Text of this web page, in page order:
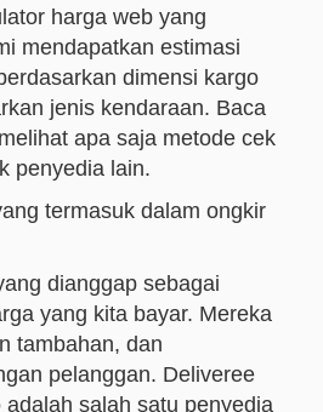
harga web yang
mendapatkan estimasi
dimensi kargo
jenis kendaraan. Baca
apa saja metode cek
penyedia lain.
termasuk dalam ongkir
dianggap sebagai
yang kita bayar. Mereka
tambahan, dan
pelanggan. Deliveree
salah satu penyedia